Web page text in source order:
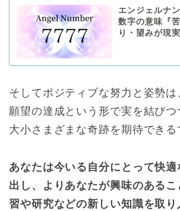
エンジェルナ
数字の意味『
り・望みが現
そしてポジティブな努力と姿勢は
願望の達成という形で実を結びつ
大小さまざまな奇跡を期待できる
あなたは今いる自分にとって快
出し、よりあなたが興味のある
習や研究などの新しい知識を取り